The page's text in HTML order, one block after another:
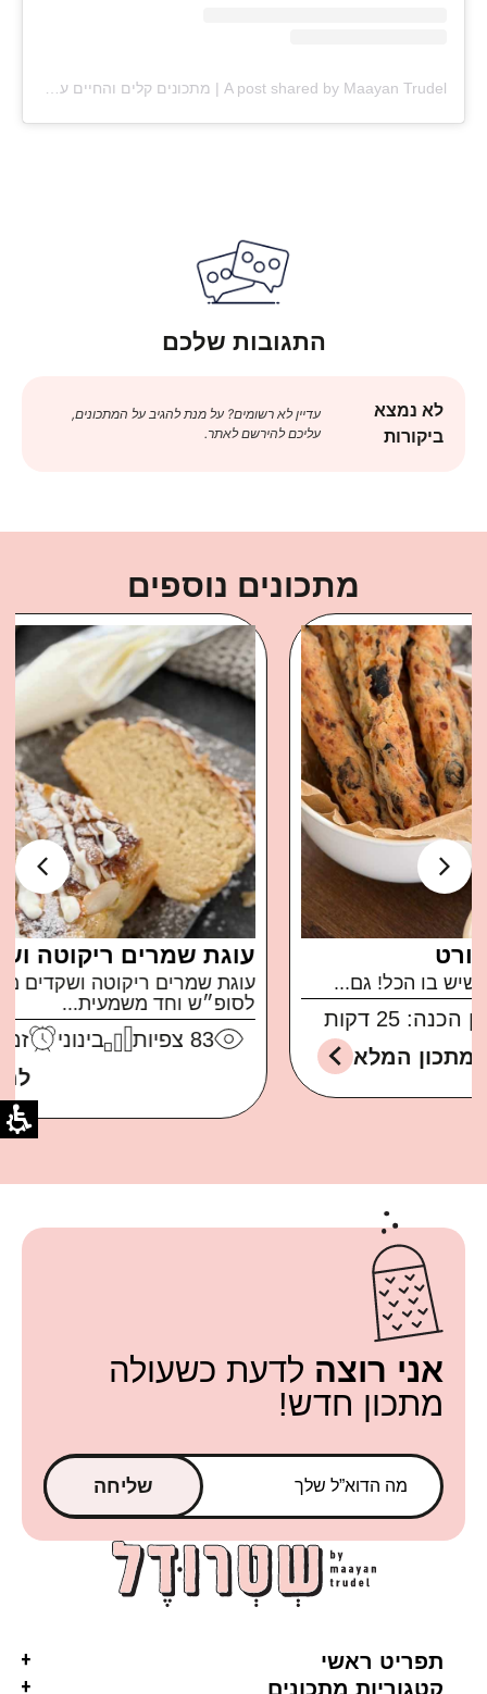
התגובות שלכם
לא נמצא
ביקורות
עדיין לא רשומים? על מנת להגיב על המתכונים,
עליכם להירשם לאתר.
מתכונים נוספים
עוגת שמרים ריקוטה ושקדים
עוגת שמרים ריקוטה ושקדים ממכרת ברמות בול
לסופ״ש וחד משמעית...
צפיות
זמן הכנה: 30 דקות
אני רוצה לדעת כשעולה
מתכון חדש!
שליחה
תפריט ראשי
קטגוריות מתכונים